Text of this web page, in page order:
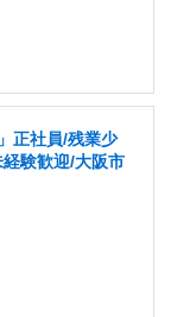
正社員/残業少
験歓迎/大阪市